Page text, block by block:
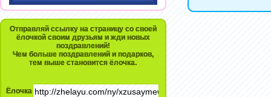
Отправляй ссылку на страницу со своей
ёлочкой своим друзьям и жди новых
поздравлений!
Чем больше поздравлений и подарков,
тем выше становится ёлочка.
Ёлочка